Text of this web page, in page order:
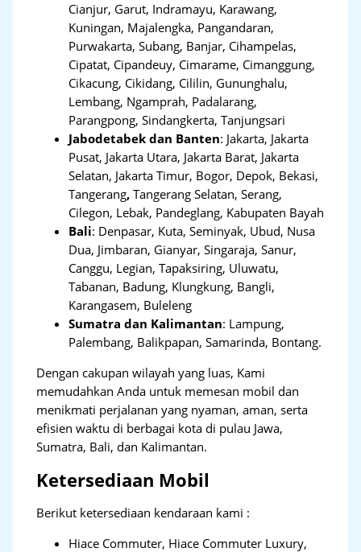
Cianjur, Garut, Indramayu, Karawang,
Kuningan, Majalengka, Pangandaran,
Purwakarta, Subang, Banjar, Cihampelas,
Cipatat, Cipandeuy, Cimarame, Cimanggung,
Cikacung, Cikidang, Cililin, Gununghalu,
Lembang, Ngamprah, Padalarang,
Parangpong, Sindangkerta, Tanjungsari
Jabodetabek dan Banten: Jakarta, Jakarta
Pusat, Jakarta Utara, Jakarta Barat, Jakarta
Selatan, Jakarta Timur, Bogor, Depok, Bekasi,
Tangerang,Tangerang Selatan, Serang,
Cilegon, Lebak, Pandeglang, Kabupaten Bayah
Bali: Denpasar, Kuta, Seminyak, Ubud, Nusa
Dua, Jimbaran, Gianyar, Singaraja, Sanur,
Canggu, Legian, Tapaksiring, Uluwatu,
Tabanan, Badung, Klungkung, Bangli,
Karangasem, Buleleng
Sumatra dan Kalimantan: Lampung,
Palembang, Balikpapan, Samarinda, Bontang.
Dengan cakupan wilayah yang luas, Kami
memudahkan Anda untuk memesan mobil dan
menikmati perjalanan yang nyaman, aman, serta
efisien waktu di berbagai kota di pulau Jawa,
Sumatra, Bali, dan Kalimantan.
Ketersediaan Mobil
Berikut ketersediaan kendaraan kami :
Hiace Commuter, Hiace Commuter Luxury,